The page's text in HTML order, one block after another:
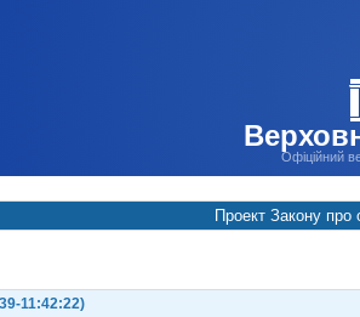
Офіційний
Проект Закону про
11:42:22)